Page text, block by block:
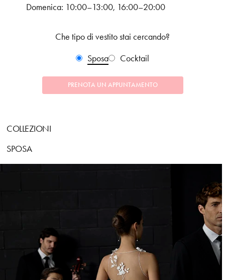
Domenica: 10:00–13:00, 16:00–20:00
Che tipo di vestito stai cercando?
Sposa
Cocktail
PRENOTA UN APPUNTAMENTO
COLLEZIONI
SPOSA